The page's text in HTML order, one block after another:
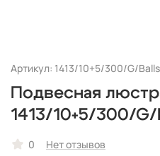
Артикул: 1413/10+5/300/G/Balls
Подвесная
1413/10+5/300/G/
0 Нет отзывов